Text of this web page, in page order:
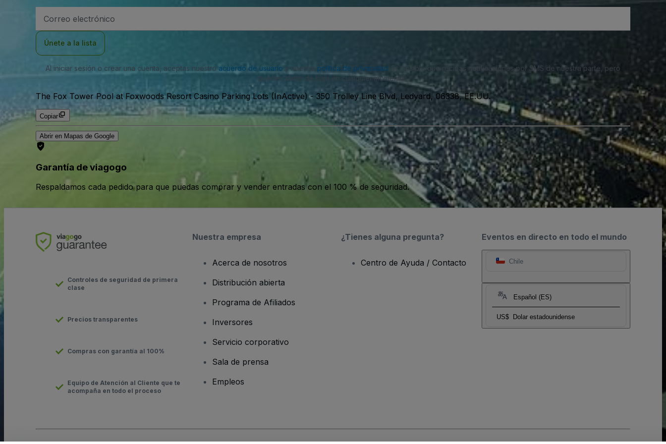
de
Únete a la lista
Al iniciar sesión o crear una cuenta, aceptas nuestro acuerdo de usuario política de privacidad . Es posible que recibas notificaciones por SMS de nuestra parte, pero
puedes darte de baja en cualquier momento.
The Fox Tower Pool at Foxwoods Resort Casino Parking Lots (InActive) - 350 Trolley Line Blvd, Ledyard, 06338, EE.UU.
Copiar
Abrir en Mapas de Google
Garantía de viagogo
Respaldamos cada pedido para que puedas comprar y vender entradas con el 100 % de seguridad.
Eventos en directo en todo el mundo
Chile
Español (ES)
US$ Dolar estadounidense
Controles de seguridad de primera
clase
Precios transparentes
Compras con garantía al 100%
Equipo de Atención al Cliente que te
acompaña en todo el proceso
Nuestra empresa
Acerca de nosotros
Distribución abierta
Programa de Afiliados
Inversores
Servicio corporativo
Sala de prensa
Empleos
¿Tienes alguna pregunta?
Centro de Ayuda / Contacto